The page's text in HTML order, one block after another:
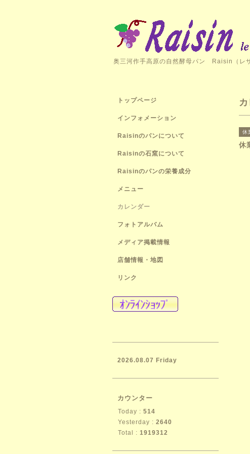
奥三河作手高原の自然酵母パン Raisin（レザ
休
休
トップページ
インフォメーション
Raisinのパンについて
Raisinの石窯について
Raisinのパンの栄養成分
メニュー
カレンダー
フォトアルバム
メディア掲載情報
店舗情報・地図
リンク
2026.08.07 Friday
カウンター
Today : 514
Yesterday : 2640
Total : 1919312